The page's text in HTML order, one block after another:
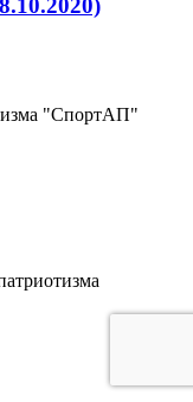
"СпортАП"